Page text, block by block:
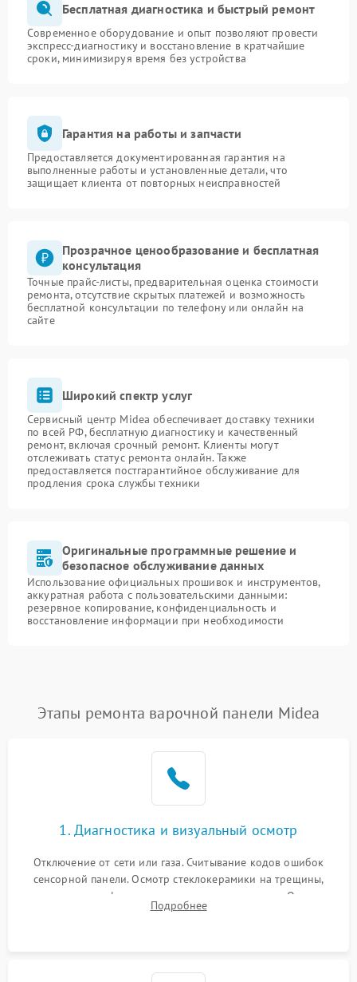
Бесплатная диагностика и быстрый ремонт
Современное оборудование и опыт позволяют провести
экспресс-диагностику и восстановление в кратчайшие
сроки, минимизируя время без устройства
Гарантия на работы и запчасти
Предоставляется документированная гарантия на
выполненные работы и установленные детали, что
защищает клиента от повторных неисправностей
Прозрачное ценообразование и бесплатная
консультация
Точные прайс-листы, предварительная оценка стоимости
ремонта, отсутствие скрытых платежей и возможность
бесплатной консультации по телефону или онлайн на
сайте
Широкий спектр услуг
Сервисный центр Midea обеспечивает доставку техники
по всей РФ, бесплатную диагностику и качественный
ремонт, включая срочный ремонт. Клиенты могут
отслеживать статус ремонта онлайн. Также
предоставляется постгарантийное обслуживание для
продления срока службы техники
Оригинальные программные решение и
безопасное обслуживание данных
Использование официальных прошивок и инструментов,
аккуратная работа с пользовательскими данными:
резервное копирование, конфиденциальность и
восстановление информации при необходимости
Этапы ремонта варочной панели Midea
1. Диагностика и визуальный осмотр
Отключение от сети или газа. Считывание кодов ошибок
сенсорной панели. Осмотр стеклокерамики на трещины,
проверка конфорок на равномерность нагрева. Опрос
клиента о симптомах (не включается, не видит посуду,
Подробнее